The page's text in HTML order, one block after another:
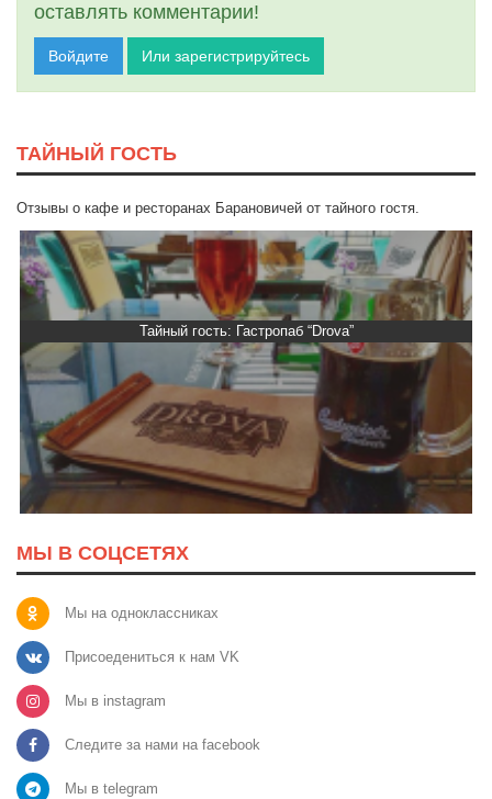
оставлять комментарии!
Войдите Или зарегистрируйтесь
ТАЙНЫЙ ГОСТЬ
Отзывы о кафе и ресторанах Барановичей от тайного гостя.
Тайный гость: Гастропаб “Drova”
МЫ В СОЦСЕТЯХ
Мы на одноклассниках
Присоедениться к нам VK
Мы в instagram
Следите за нами на facebook
Мы в telegram